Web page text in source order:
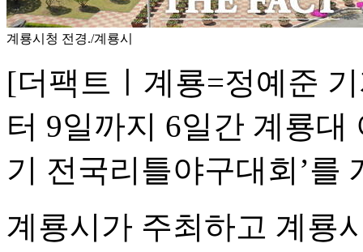
계룡시청 전경./계룡시
[더팩트ㅣ계룡=정예준
터 9일까지 6일간 계룡대
기 전국리틀야구대회’를
계룡시가 주최하고 계룡